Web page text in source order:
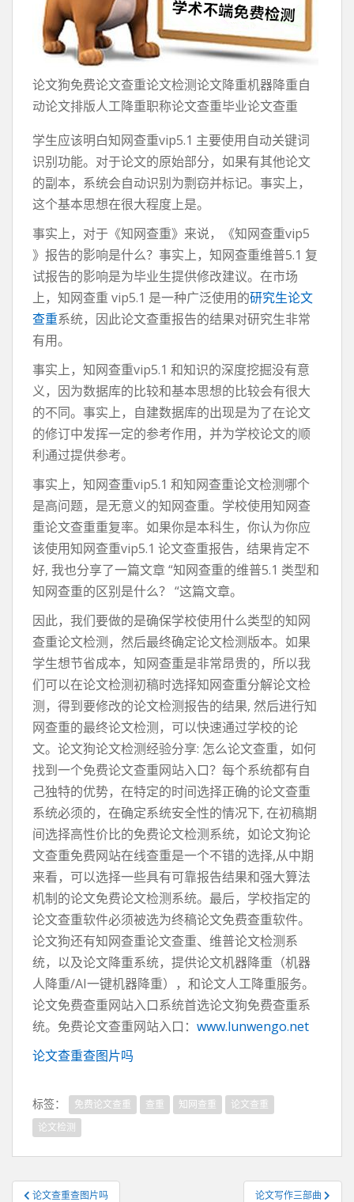
论文狗免费论文查重论文检测论文降重机器降重自
动论文排版人工降重职称论文查重毕业论文查重
学生应该明白知网查重vip5.1 主要使用自动关键词
识别功能。对于论文的原始部分，如果有其他论文
的副本，系统会自动识别为剽窃并标记。事实上，
这个基本思想在很大程度上是。
事实上，对于《知网查重》来说，《知网查重vip5
》报告的影响是什么？事实上，知网查重维普5.1 复
试报告的影响是为毕业生提供修改建议。在市场
上，知网查重 vip5.1 是一种广泛使用的研究生论文
查重系统，因此论文查重报告的结果对研究生非常
有用。
事实上，知网查重vip5.1 和知识的深度挖掘没有意
义，因为数据库的比较和基本思想的比较会有很大
的不同。事实上，自建数据库的出现是为了在论文
的修订中发挥一定的参考作用，并为学校论文的顺
利通过提供参考。
事实上，知网查重vip5.1 和知网查重论文检测哪个
是高问题，是无意义的知网查重。学校使用知网查
重论文查重重复率。如果你是本科生，你认为你应
该使用知网查重vip5.1 论文查重报告，结果肯定不
好, 我也分享了一篇文章 “知网查重的维普5.1 类型和
知网查重的区别是什么？ “这篇文章。
因此，我们要做的是确保学校使用什么类型的知网
查重论文检测，然后最终确定论文检测版本。如果
学生想节省成本，知网查重是非常昂贵的，所以我
们可以在论文检测初稿时选择知网查重分解论文检
测，得到要修改的论文检测报告的结果, 然后进行知
网查重的最终论文检测，可以快速通过学校的论
文。论文狗论文检测经验分享: 怎么论文查重，如何
找到一个免费论文查重网站入口？每个系统都有自
己独特的优势，在特定的时间选择正确的论文查重
系统必须的，在确定系统安全性的情况下, 在初稿期
间选择高性价比的免费论文检测系统，如论文狗论
文查重免费网站在线查重是一个不错的选择,从中期
来看，可以选择一些具有可靠报告结果和强大算法
机制的论文免费论文检测系统。最后，学校指定的
论文查重软件必须被选为终稿论文免费查重软件。
论文狗还有知网查重论文查重、维普论文检测系
统，以及论文降重系统，提供论文机器降重（机器
人降重/AI一键机器降重），和论文人工降重服务。
论文免费查重网站入口系统首选论文狗免费查重系
统。免费论文查重网站入口： www.lunwengo.net
论文查重查图片吗
标签： 免费论文查重 查重 知网查重
论文查重
论文检测
文论文查重查图片吗 论文写作三部曲